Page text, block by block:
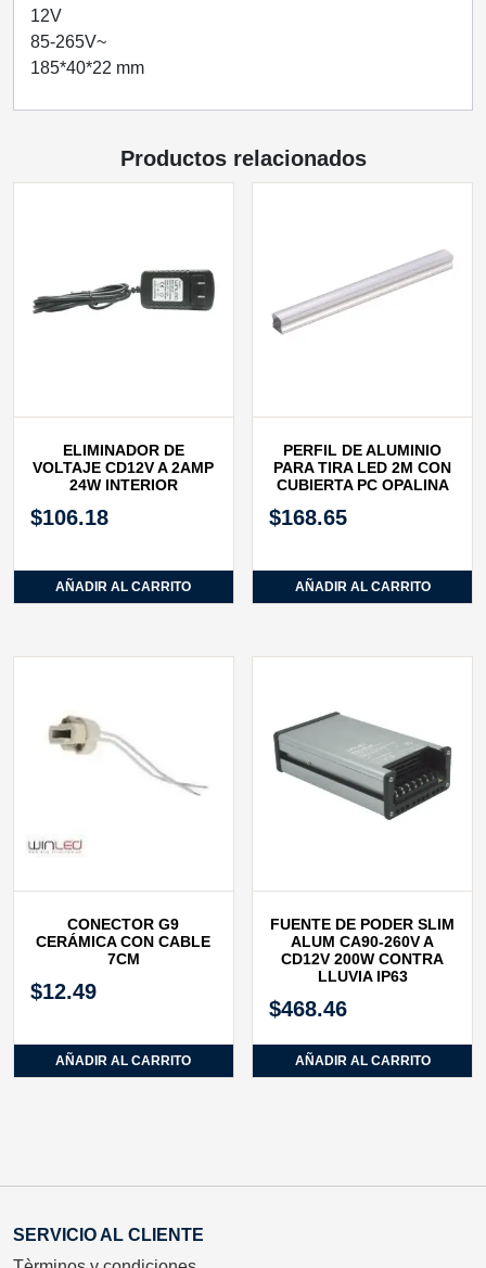
12V
85-265V~
185*40*22 mm
Productos relacionados
ELIMINADOR DE
VOLTAJE CD12V A 2AMP
24W INTERIOR
$106.18
AÑADIR AL CARRITO
PERFIL DE ALUMINIO
PARA TIRA LED 2M CON
CUBIERTA PC OPALINA
$168.65
AÑADIR AL CARRITO
CONECTOR G9
CERÁMICA CON CABLE
7CM
$12.49
AÑADIR AL CARRITO
FUENTE DE PODER SLIM
ALUM CA90‐260V A
CD12V 200W CONTRA
LLUVIA IP63
$468.46
AÑADIR AL CARRITO
SERVICIO AL CLIENTE